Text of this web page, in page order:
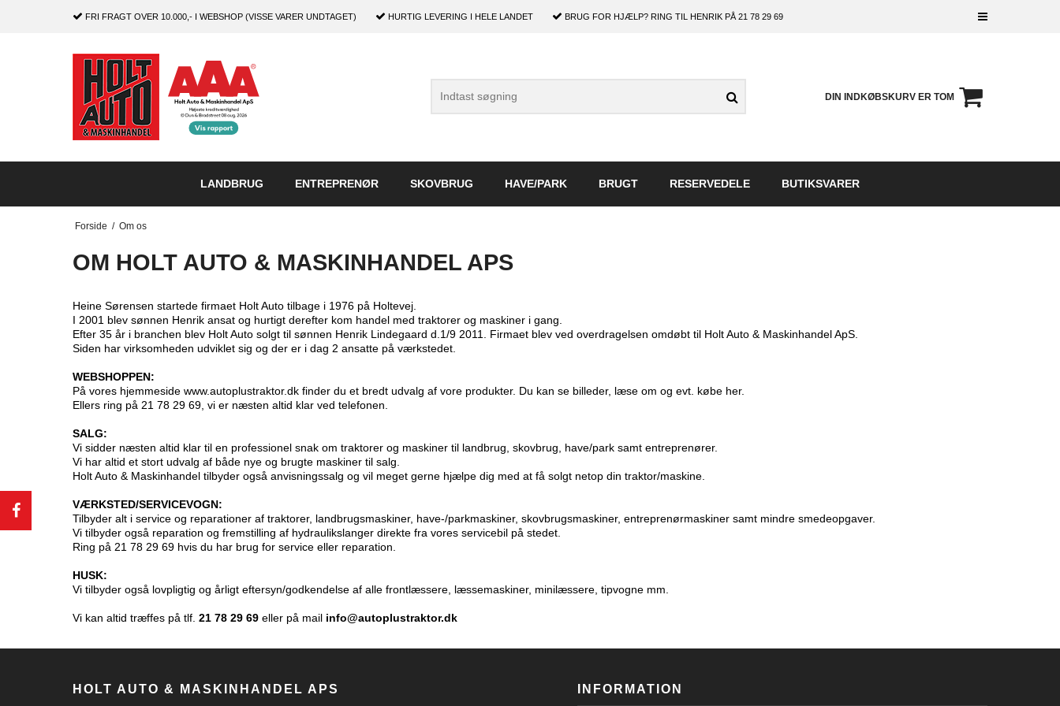
FRI FRAGT OVER 10.000,- I WEBSHOP (VISSE VARER UNDTAGET) HURTIG LEVERING I HELE LANDET BRUG FOR HJÆLP? RING TIL HENRIK PÅ 21 78 29 69
DIN INDKØBSKURV ER TOM
LANDBRUG ENTREPRENØR SKOVBRUG HAVE/PARK BRUGT RESERVEDELE BUTIKSVARER
Forside / Om os
OM HOLT AUTO & MASKINHANDEL APS
Heine Sørensen startede firmaet Holt Auto tilbage i 1976 på Holtevej.
I 2001 blev sønnen Henrik ansat og hurtigt derefter kom handel med traktorer og maskiner i gang.
Efter 35 år i branchen blev Holt Auto solgt til sønnen Henrik Lindegaard d.1/9 2011. Firmaet blev ved overdragelsen omdøbt til Holt Auto & Maskinhandel ApS.
Siden har virksomheden udviklet sig og der er i dag 2 ansatte på værkstedet.
WEBSHOPPEN:
På vores hjemmeside www.autoplustraktor.dk finder du et bredt udvalg af vore produkter. Du kan se billeder, læse om og evt. købe her.
Ellers ring på 21 78 29 69, vi er næsten altid klar ved telefonen.
SALG:
Vi sidder næsten altid klar til en professionel snak om traktorer og maskiner til landbrug, skovbrug, have/park samt entreprenører.
Vi har altid et stort udvalg af både nye og brugte maskiner til salg.
Holt Auto & Maskinhandel tilbyder også anvisningssalg og vil meget gerne hjælpe dig med at få solgt netop din traktor/maskine.
VÆRKSTED/SERVICEVOGN:
Tilbyder alt i service og reparationer af traktorer, landbrugsmaskiner, have-/parkmaskiner, skovbrugsmaskiner, entreprenørmaskiner samt mindre smedeopgaver.
Vi tilbyder også reparation og fremstilling af hydraulikslanger direkte fra vores servicebil på stedet.
Ring på 21 78 29 69 hvis du har brug for service eller reparation.
HUSK:
Vi tilbyder også lovpligtig og årligt eftersyn/godkendelse af alle frontlæssere, læssemaskiner, minilæssere, tipvogne mm.
Vi kan altid træffes på tlf. 21 78 29 69 eller på mail info@autoplustraktor.dk
HOLT AUTO & MASKINHANDEL APS INFORMATION